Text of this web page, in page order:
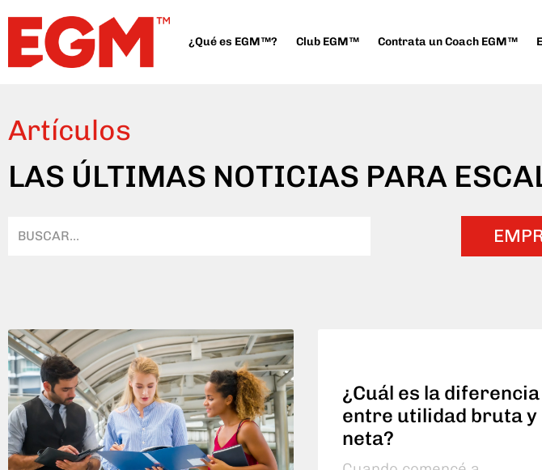
¿Qué es EGM™? Club EGM™ Contrata un Coach EGM™
Artículos
LAS ÚLTIMAS NOTICIAS PARA
¿Cuál es la diferencia
entre utilidad bruta y
neta?